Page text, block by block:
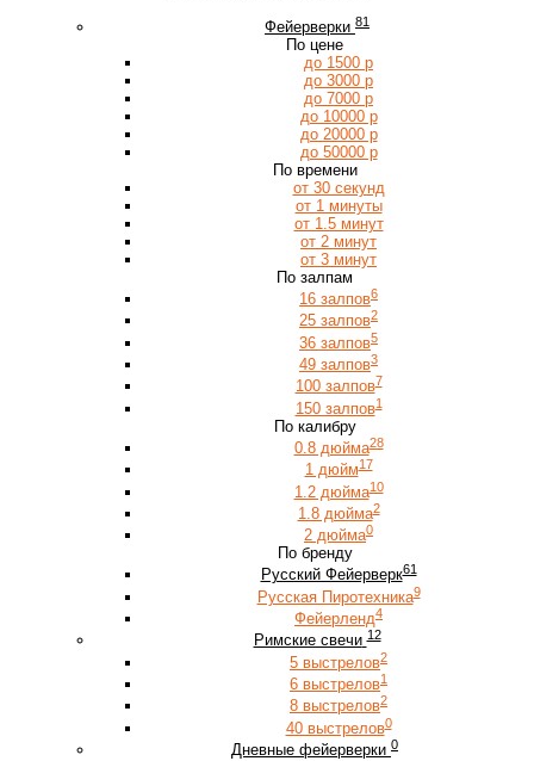
Фейерверки 81
По цене
до 1500 р
до 3000 р
до 7000 р
до 10000 р
до 20000 р
до 50000 р
По времени
от 30 секунд
от 1 минуты
от 1.5 минут
от 2 минут
от 3 минут
По залпам
16 залпов6
25 залпов2
36 залпов5
49 залпов3
100 залпов7
150 залпов1
По калибру
0.8 дюйма28
1 дюйм17
1.2 дюйма10
1.8 дюйма2
2 дюйма0
По бренду
Русский Фейерверк61
Русская Пиротехника9
Фейерленд4
Римские свечи 12
5 выстрелов2
6 выстрелов1
8 выстрелов2
40 выстрелов0
Дневные фейерверки 0